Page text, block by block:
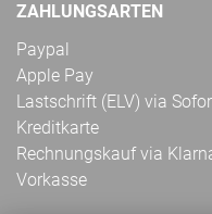
ZAHLUNGSARTEN
Paypal
Apple Pay
Lastschrift (ELV) via
Kreditkarte
Rechnungskauf via
Vorkasse